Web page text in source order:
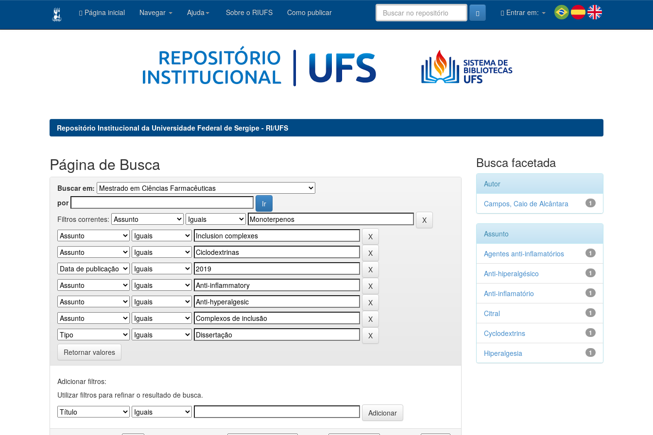
Página inicial Navegar Ajuda Sobre o RIUFS Como publicar Entrar em:
Repositório Institucional da Universidade Federal de Sergipe - RI/UFS
Página de Busca
Buscar em:
por
Filtros correntes:
Retornar valores
Adicionar filtros:
Utilizar filtros para refinar o resultado de busca.
Busca facetada
Autor
1
Campos, Caio de Alcântara
Assunto
1
Agentes anti-inflamatórios
1
Anti-hiperalgésico
1
Anti-inflamatório
1
Citral
1
Cyclodextrins
1
Hiperalgesia